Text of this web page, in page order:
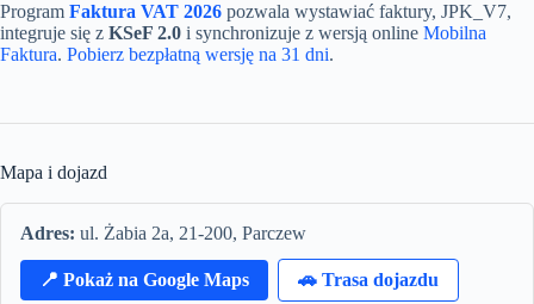
Program Faktura VAT 2026 pozwala wystawiać faktury, JPK_V7,
integruje się z KSeF 2.0 i synchronizuje z wersją online Mobilna
Faktura. Pobierz bezpłatną wersję na 31 dni.
Mapa i dojazd
Adres: ul. Żabia 2a, 21-200, Parczew
📍 Pokaż na Google Maps 🚗 Trasa dojazdu